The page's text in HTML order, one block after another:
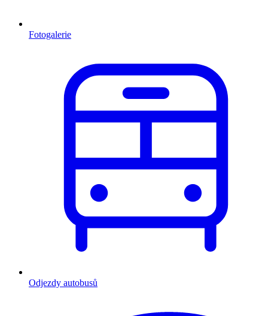
Fotogalerie
Odjezdy autobusů